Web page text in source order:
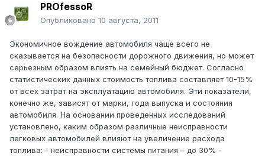
PROfessoR
Опубликовано 10 августа, 2011
Экономичное вождение автомобиля чаще всего не
сказывается на безопасности дорожного движения, но может
серьезным образом влиять на семейный бюджет. Согласно
статистических данных стоимость топлива составляет 10-15%
от всех затрат на эксплуатацию автомобиля. Эти показатели,
конечно же, зависят от марки, года выпуска и состояния
автомобиля. На основании проведенных исследований
установлено, каким образом различные неисправности
легковых автомобилей влияют на увеличение расхода
топлива: - неисправности системы питания – до 30% -